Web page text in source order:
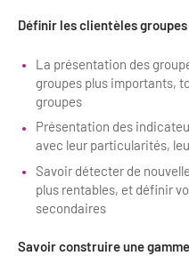
Définir les clientèles groupes
La présentation des
groupes plus importants,
groupes
Présentation des
avec leur particularités,
Savoir détecter de
plus rentables, et définir
secondaires
Savoir construire une